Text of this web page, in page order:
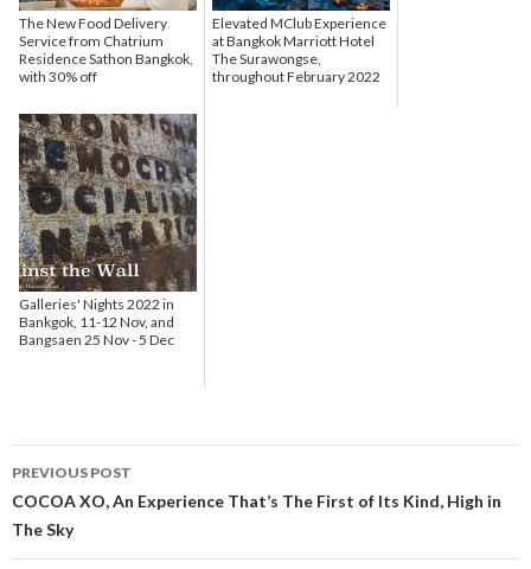
The New Food Delivery
Service from Chatrium
Residence Sathon Bangkok,
with 30% off
Elevated MClub Experience
at Bangkok Marriott Hotel
The Surawongse,
throughout February 2022
Galleries' Nights 2022 in
Bankgok, 11-12 Nov, and
Bangsaen 25 Nov - 5 Dec
Post navigation
PREVIOUS POST
COCOA XO, An Experience That’s The First of Its Kind, High in
The Sky